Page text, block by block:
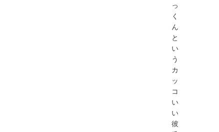
っ
く
ん
と
い
う
カ
ッ
コ
い
い
彼